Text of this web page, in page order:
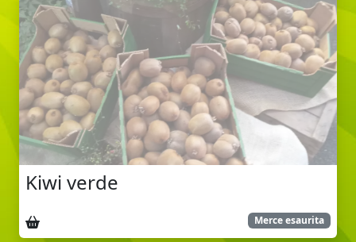
Kiwi verde
Ritiro sul posto Merce esaurita